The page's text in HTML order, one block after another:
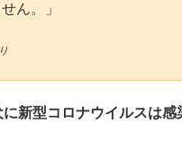
ん。」
に新型コロナウイルスは感